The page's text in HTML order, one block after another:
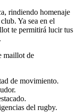
rindiendo homenaje
Ya sea en el
te permitirá lucir tus
maillot de
de movimiento.
del rugby.